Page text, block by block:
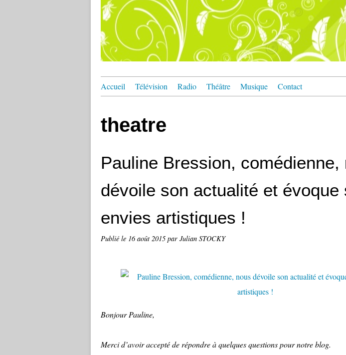
Accueil Télévision Radio Théâtre Musique Contact
theatre
Pauline Bression, comédienne,
dévoile son actualité et évoque
envies artistiques !
Publié le 16 août 2015 par Julian STOCKY
Bonjour Pauline,
Merci d’avoir accepté de répondre à quelques questions pour notre blog.